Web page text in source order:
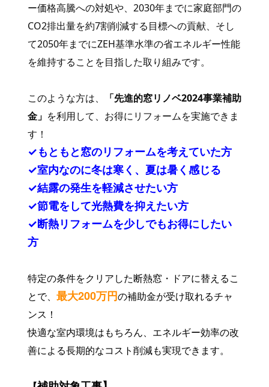
ー価格高騰への対処や、2030年までに家庭部門の
CO2排出量を約7割削減する目標への貢献、そし
て2050年までにZEH基準水準の省エネルギー性能
を維持することを目指した取り組みです。
このような方は、
「先進的窓リノベ2024事業補助
金」 を利用して、お得にリフォームを実施できま
す！
✓もともと窓のリフォームを考えていた方
✓室内なのに冬は寒く、夏は暑く感じる
✓結露の発生を軽減させたい方
✓節電をして光熱費を抑えたい方
✓断熱リフォームを少しでもお得にしたい
方
特定の条件をクリアした断熱窓・ドアに替えるこ
とで、 最大200万円の補助金が受け取れるチャ
ンス！
快適な室内環境はもちろん、エネルギー効率の改
善による長期的なコスト削減も実現できます。